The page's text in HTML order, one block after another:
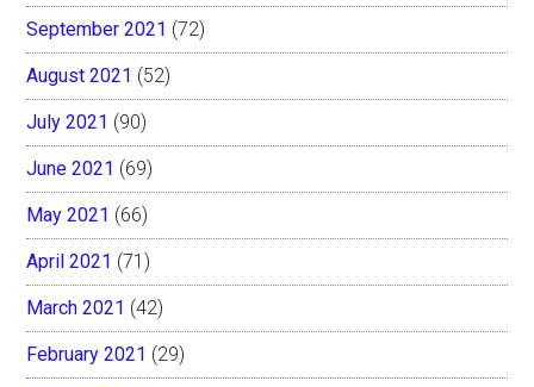
September 2021 (72)
August 2021 (52)
July 2021 (90)
June 2021 (69)
May 2021 (66)
April 2021 (71)
March 2021 (42)
February 2021 (29)